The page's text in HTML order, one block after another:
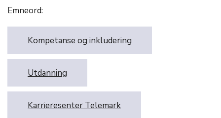
Emneord:
Kompetanse og inkludering
Utdanning
Karrieresenter Telemark